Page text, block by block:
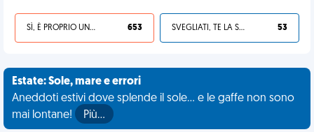
SÌ, È PROPRIO UNA VDM! 653 SVEGLIATI, TE LA SEI CERCATA! 53
Estate: Sole, mare e errori
Aneddoti estivi dove splende il sole... e le gaffe non sono
mai lontane!
Più…